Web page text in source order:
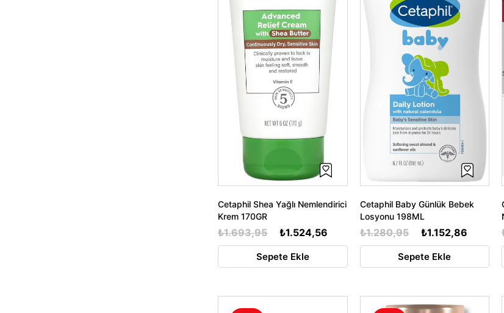
Cetaphil Shea Yağlı Nemlendirici
Krem 170GR
₺1.524,56
₺1.693,95
Sepete Ekle
Cetaphil Baby Günlük Bebek
Losyonu 198ML
₺1.152,86
₺1.280,95
Sepete Ekle